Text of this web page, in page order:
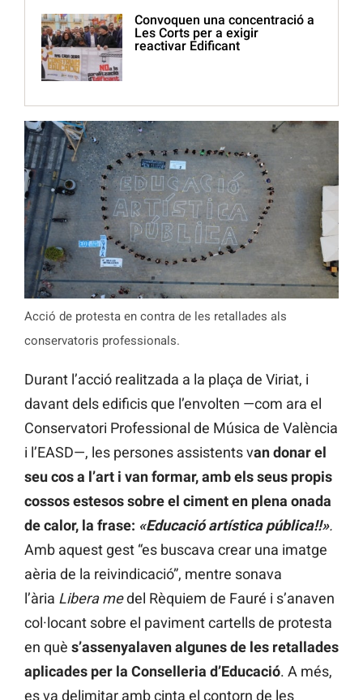
Convoquen una concentració a
Les Corts per a exigir
reactivar Edificant
Acció de protesta en contra de les retallades als
conservatoris professionals.
Durant l’acció realitzada a la plaça de Viriat, i
davant dels edificis que l’envolten —com ara el
Conservatori Professional de Música de València
i l’EASD—, les persones assistents van donar el
seu cos a l’art i van formar, amb els seus propis
cossos estesos sobre el ciment en plena onada
de calor, la frase: «Educació artística pública!!».
Amb aquest gest “es buscava crear una imatge
aèria de la reivindicació”, mentre sonava
l’ària Libera medel Rèquiem de Fauré i s’anaven
col·locant sobre el paviment cartells de protesta
en què s’assenyalaven algunes de les retallades
aplicades per la Conselleria d’Educació. A més,
es va delimitar amb cinta el contorn de les